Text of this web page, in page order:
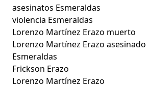
asesinatos Esmeraldas
violencia Esmeraldas
Lorenzo Martínez Erazo muerto
Lorenzo Martínez Erazo asesinado
Esmeraldas
Frickson Erazo
Lorenzo Martínez Erazo